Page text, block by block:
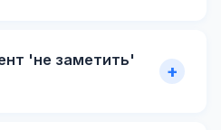
'не заметить'